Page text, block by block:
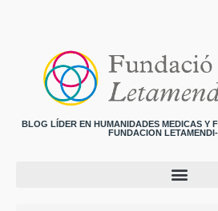
BLOG LÍDER EN HUMANIDADES MEDICAS Y
FUNDACION